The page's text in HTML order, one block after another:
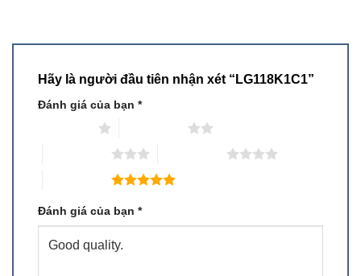
Hãy là người đầu tiên nhận xét “LG118K1C1”
Đánh giá của bạn *
Đánh giá của bạn *